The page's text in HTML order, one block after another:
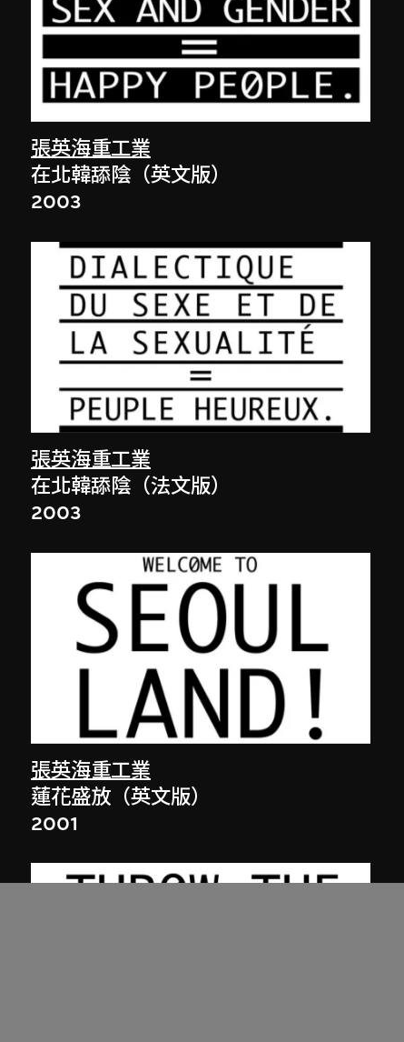
張英海重工業
在北韓舔陰（英文版）
2003
張英海重工業
在北韓舔陰（法文版）
2003
張英海重工業
蓮花盛放（英文版）
2001